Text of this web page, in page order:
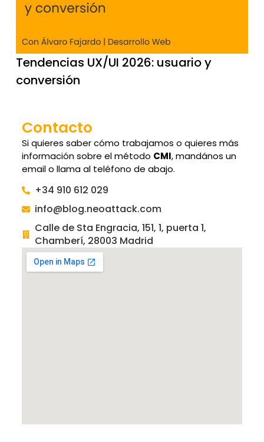
Tendencias UX/UI 2026: usuario y
conversión
Contacto
Si quieres saber cómo trabajamos o quieres más
información sobre el método CMI, mandános un
email o llama al teléfono de abajo.
+34 910 612 029
info@blog.neoattack.com
Calle de Sta Engracia, 151, 1, puerta 1,
Chamberí, 28003 Madrid